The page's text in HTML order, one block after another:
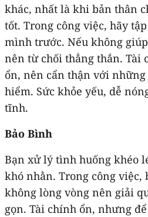
khác, nhất là khi bản thân
tốt. Trong công việc, hãy
mình trước. Nếu không
nên từ chối thẳng thắn. Tài
ổn, nên cẩn thận với
hiểm. Sức khỏe yếu, dễ
tĩnh.
Bảo Bình
Bạn xử lý tình huống khéo
khó nhằn. Trong công việc,
không lòng vòng nên giải
gọn. Tài chính ổn, nhưng